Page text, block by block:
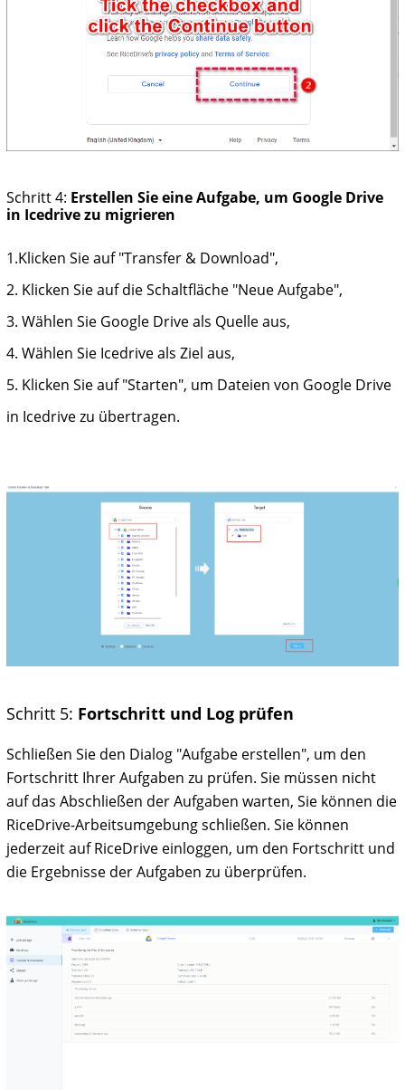
Schritt 4: Erstellen Sie eine Aufgabe, um Google Drive
in Icedrive zu migrieren
1.Klicken Sie auf "Transfer & Download",
2. Klicken Sie auf die Schaltfläche "Neue Aufgabe",
3. Wählen Sie Google Drive als Quelle aus,
4. Wählen Sie Icedrive als Ziel aus,
5. Klicken Sie auf "Starten", um Dateien von Google Drive
in Icedrive zu übertragen.
Schritt 5: Fortschritt und Log prüfen
Schließen Sie den Dialog "Aufgabe erstellen", um den
Fortschritt Ihrer Aufgaben zu prüfen. Sie müssen nicht
auf das Abschließen der Aufgaben warten, Sie können die
RiceDrive-Arbeitsumgebung schließen. Sie können
jederzeit auf RiceDrive einloggen, um den Fortschritt und
die Ergebnisse der Aufgaben zu überprüfen.